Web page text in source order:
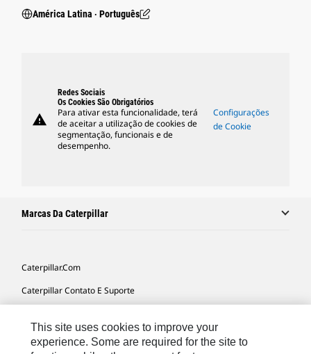
América Latina ‧ Português
warning
Redes Sociais
Os Cookies São Obrigatórios
Para ativar esta funcionalidade, terá
de aceitar a utilização de cookies de
segmentação, funcionais e de
desempenho.
Configurações
de Cookie
Marcas Da Caterpillar
Caterpillar.com
Caterpillar Contato E Suporte
Mapa Do Local
This site uses cookies to improve your
experience. Some are required for the site to